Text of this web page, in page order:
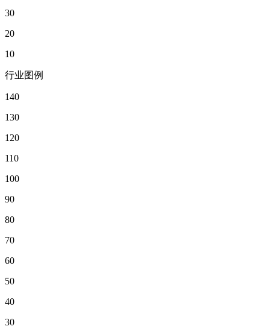
30
20
10
行业图例
140
130
120
110
100
90
80
70
60
50
40
30